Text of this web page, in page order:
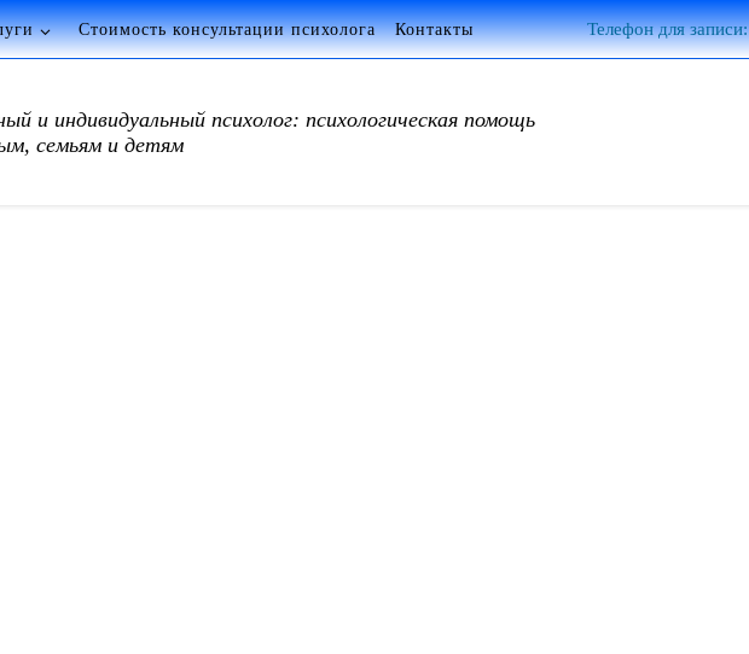
Стоимость консультации психолога Контакты Телефон для
и индивидуальный психолог: психологическая помощь
семьям и детям